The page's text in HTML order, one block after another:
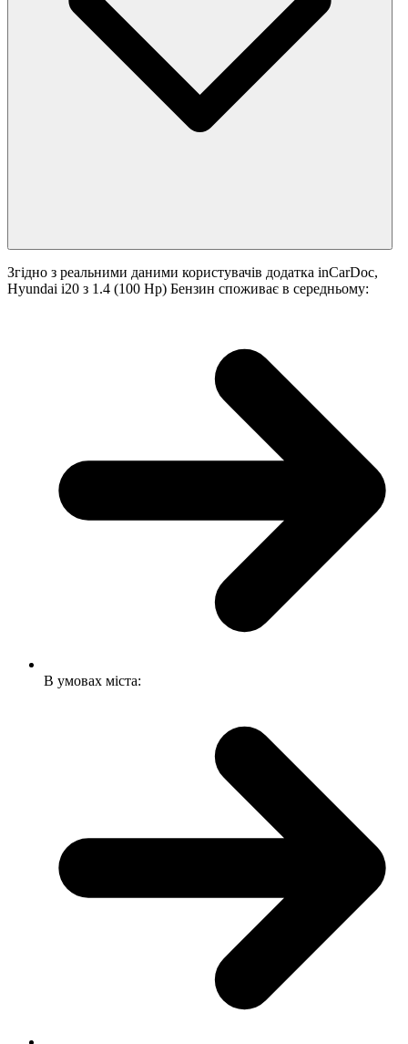
Згідно з реальними даними користувачів додатка inCarDoc,
Hyundai i20 з 1.4 (100 Hp) Бензин споживає в середньому:
В умовах міста: